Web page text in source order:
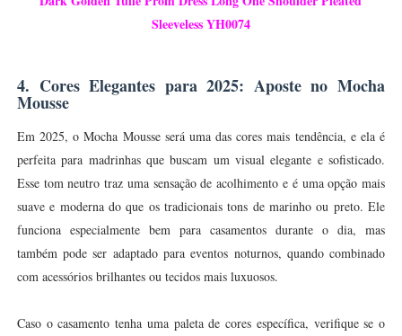
Sleeveless YH0074
4. Cores Elegantes para 2025: Aposte no Mocha
Mousse
Em 2025, o Mocha Mousse será uma das cores mais tendência, e ela é
perfeita para madrinhas que buscam um visual elegante e sofisticado.
Esse tom neutro traz uma sensação de acolhimento e é uma opção mais
suave e moderna do que os tradicionais tons de marinho ou preto. Ele
funciona especialmente bem para casamentos durante o dia, mas
também pode ser adaptado para eventos noturnos, quando combinado
com acessórios brilhantes ou tecidos mais luxuosos.
Caso o casamento tenha uma paleta de cores específica, verifique se o